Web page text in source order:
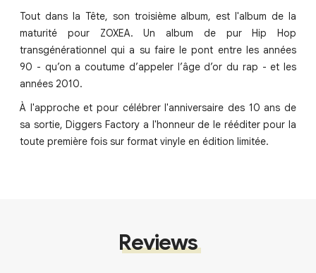
Tout dans la Tête, son troisième album, est l'album de la
maturité pour ZOXEA. Un album de pur Hip Hop
transgénérationnel qui a su faire le pont entre les années
90 - qu’on a coutume d’appeler l’âge d’or du rap - et les
années 2010.
À l'approche et pour célébrer l'anniversaire des 10 ans de
sa sortie, Diggers Factory a l'honneur de le rééditer pour la
toute première fois sur format vinyle en édition limitée.
Reviews